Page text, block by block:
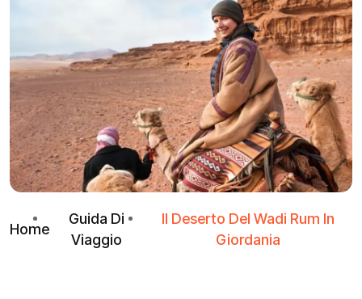
Home
Guida Di
Viaggio
Il Deserto Del Wadi Rum In
Giordania